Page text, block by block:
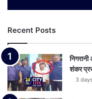
Recent Posts
शंकर
3